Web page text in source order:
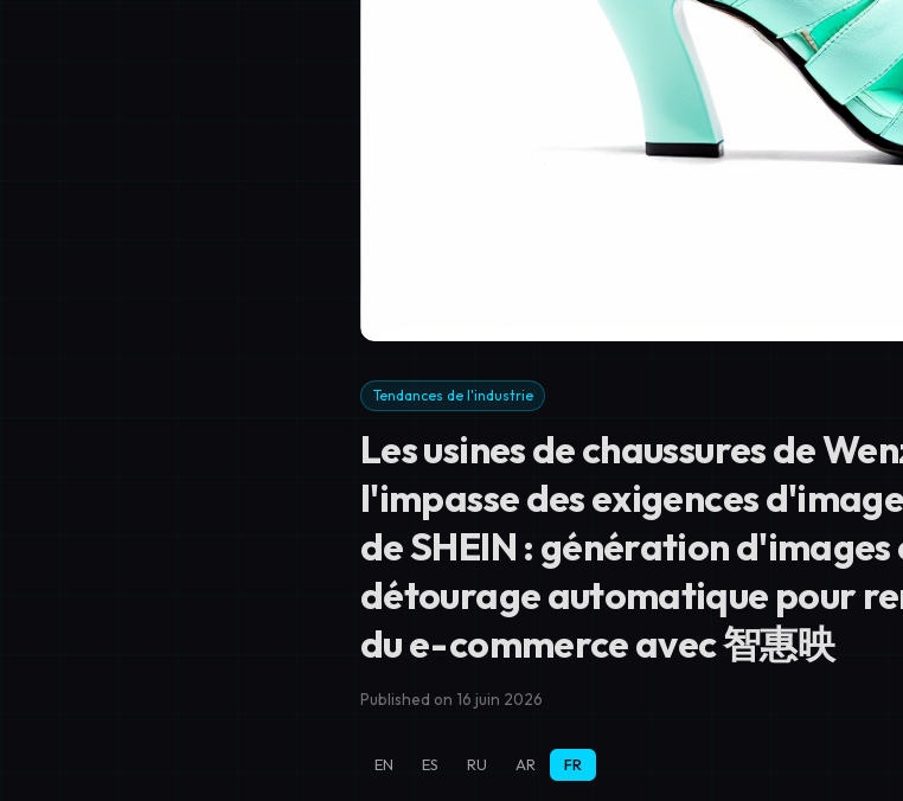
Tendances de l'industrie
Les usines de chaussures de
l'impasse des exigences
de SHEIN : génération d'images
détourage automatique pour
du e-commerce avec 智惠映
Published on 16 juin 2026
EN ES RU AR FR